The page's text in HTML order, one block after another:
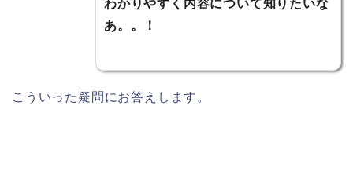
わかりやすく内容について知りたいな
あ。。！
こういった疑問にお答えします。